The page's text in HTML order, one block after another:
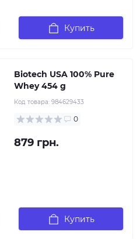
Купить
Biotech USA 100% Pure
Whey 454 g
Код товара: 984629433
0
879 грн.
Купить